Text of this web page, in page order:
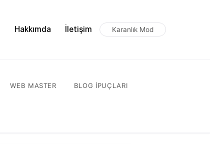
Hakkımda İletişim Karanlık Mod
WEB MASTER BLOG IPUÇLARI